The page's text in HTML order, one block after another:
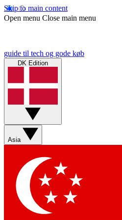
Skip to main content
Open menu Close main menu
guide til tech og gode køb
DK Edition
Asia